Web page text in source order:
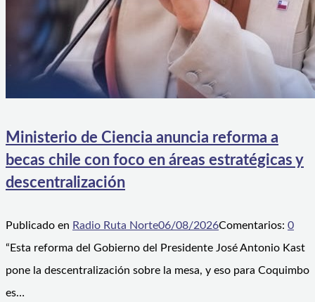
Ministerio de Ciencia anuncia reforma a
becas chile con foco en áreas estratégicas y
descentralización
Publicado en Radio Ruta Norte06/08/2026Comentarios: 0
“Esta reforma del Gobierno del Presidente José Antonio Kast
pone la descentralización sobre la mesa, y eso para Coquimbo
es…